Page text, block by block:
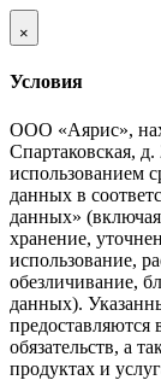
×
Условия
ООО «Аярис»,
Спартаковская,
использованием
данных в
данных»
хранение,
использование,
обезличивание,
данных).
предоставляются
обязательств, а
продуктах и